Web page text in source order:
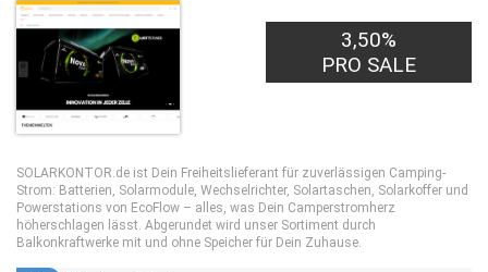
3,50%
PRO SALE
SOLARKONTOR.de ist Dein Freiheitslieferant für zuverlässigen Camping-
Strom: Batterien, Solarmodule, Wechselrichter, Solartaschen, Solarkoffer und
Powerstations von EcoFlow – alles, was Dein Camperstromherz
höherschlagen lässt. Abgerundet wird unser Sortiment durch
Balkonkraftwerke mit und ohne Speicher für Dein Zuhause.